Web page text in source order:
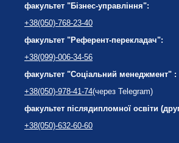
факультет "Бізнес-управління":
+38(050)-768-23-40
факультет "Референт-перекладач":
+38(099)-006-34-56
факультет "Соціальний менеджмент" :
+38(050)-978-41-74(через Telegram)
факультет післядипломної освіти
+38(050)-632-60-60